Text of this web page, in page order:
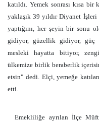
katıldı. Yemek sonrası kısa
yaklaşık 39 yıldır Diyanet
yaptığını, her şeyin bir sonu
gidiyor, güzellik gidiyor, güç
mesleki hayatta bitiyor,
ülkemize birlik beraberlik
etsin" dedi. Elçi, yemeğe
etti.
Emekliliğe ayrılan İlçe